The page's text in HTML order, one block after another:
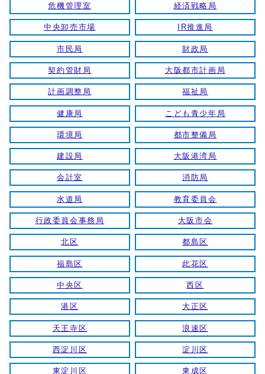
危機管理室 経済戦略局
中央卸売市場 IR推進局
市民局 財政局
契約管財局 大阪都市計画局
計画調整局 福祉局
健康局 こども青少年局
環境局 都市整備局
建設局 大阪港湾局
会計室 消防局
水道局 教育委員会
行政委員会事務局 大阪市会
北区 都島区
福島区 此花区
中央区 西区
港区 大正区
天王寺区 浪速区
西淀川区 淀川区
東淀川区 東成区